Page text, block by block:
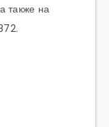
также на